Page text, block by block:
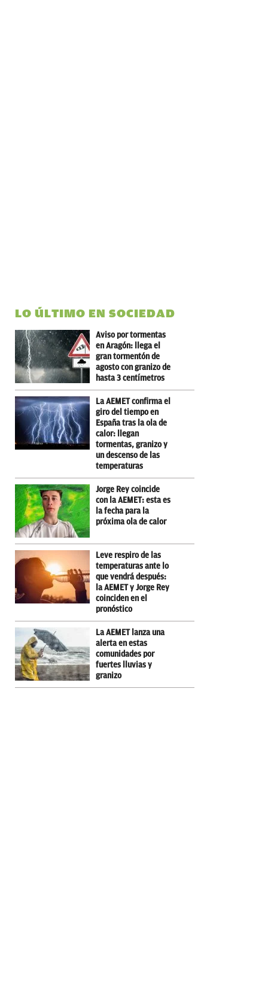
LO ÚLTIMO EN SOCIEDAD
Aviso por tormentas
en Aragón: llega el
gran tormentón de
agosto con granizo de
hasta 3 centímetros
La AEMET confirma el
giro del tiempo en
España tras la ola de
calor: llegan
tormentas, granizo y
un descenso de las
temperaturas
Jorge Rey coincide
con la AEMET: esta es
la fecha para la
próxima ola de calor
Leve respiro de las
temperaturas ante lo
que vendrá después:
la AEMET y Jorge Rey
coinciden en el
pronóstico
La AEMET lanza una
alerta en estas
comunidades por
fuertes lluvias y
granizo